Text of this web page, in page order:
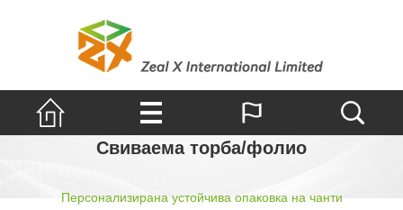
Свиваема торба/фолио
Персонализирана устойчива опаковка на чанти